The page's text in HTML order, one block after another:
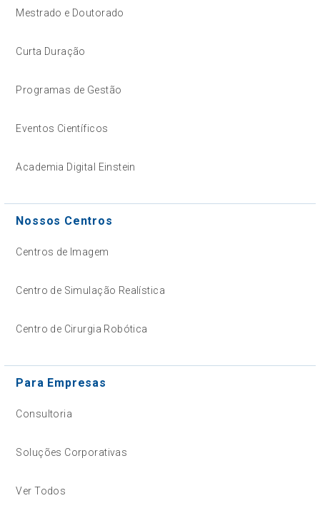
Mestrado e Doutorado
Curta Duração
Programas de Gestão
Eventos Científicos
Academia Digital Einstein
Nossos Centros
Centros de Imagem
Centro de Simulação Realística
Centro de Cirurgia Robótica
Para Empresas
Consultoria
Soluções Corporativas
Ver Todos